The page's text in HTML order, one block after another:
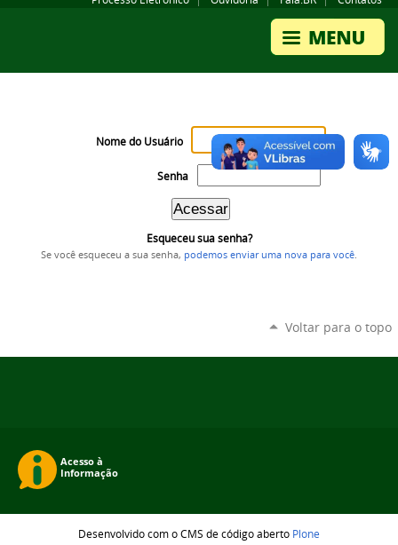
Nome do Usuário
Senha
Esqueceu sua senha?
Se você esqueceu a sua senha, podemos enviar uma nova para você.
Voltar para o topo
Desenvolvido com o CMS de código aberto Plone